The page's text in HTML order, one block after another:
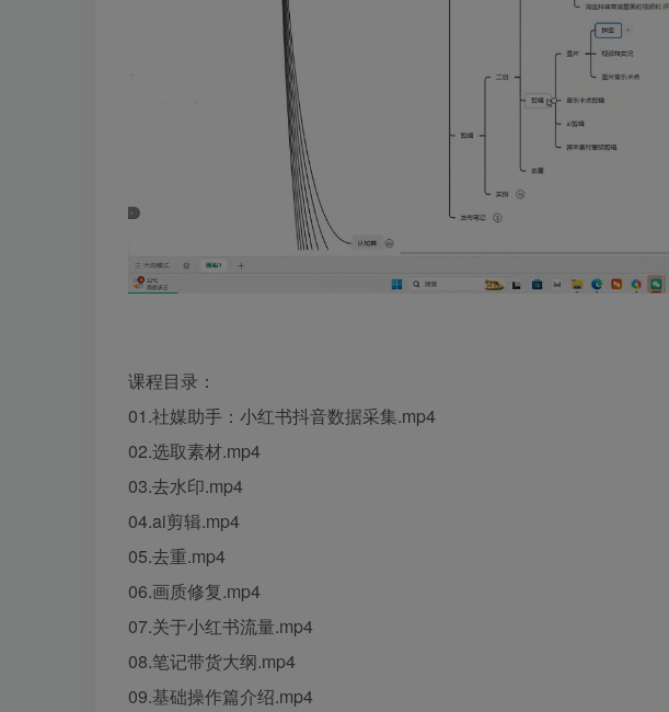
课程目录：
01.社媒助手：小红书抖音数据采集.mp4
02.选取素材.mp4
03.去水印.mp4
04.ai剪辑.mp4
05.去重.mp4
06.画质修复.mp4
07.关于小红书流量.mp4
08.笔记带货大纲.mp4
09.基础操作篇介绍.mp4